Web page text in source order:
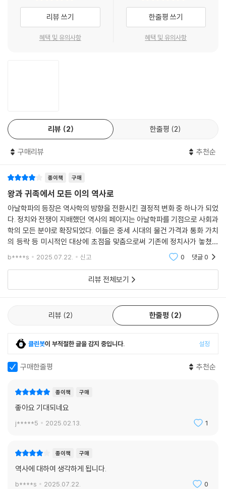
이 책은 역사가가 역사적 사실을 어떻게 탐구하는가에 대한 논의로 시작한
다. 헤로도토스가 펴낸 『역사』는 당시의 정치, 문화, 지리, 민족성까지 폭넓
게 다룬 방대한 기록이다?. 헤로도토스는 다양한 지역을 직접 여행하며 현
지만, 이들 모두가 ‘역사는 기록하는 사람에 따라 달라질 수 있다’는 사실을
보여준다.
성경의 탄생을 추적하는 과정 역시 역사적 사실과 신화적 프로파간다가 갈
아니라 기존에 존재했던 4개의 문서들이 한 권으로 편집되어 ‘만들어진’
것이라는 진실을 보여준다. 결국 성경은 역사와 신앙이 만나는 교집합에서
탄생한 고도로 허구화되고 다듬어진 작품인 것이다.
사실보다 더 진실한 허구
창작과 해석으로서의 역사
하는 이들은 역사가들만이 아니다. 고대부터 오랜 시간 동안 과거를 이야
기한 이들은 주로 학자가 아니라 이야기꾼들이었다. 이 책은 역사를 픽션
링’을 이용해 역사적 사건을 더욱 생생하고 설득력 있게 만들는지, 그리고
궁극적으로 역사 서술에 기여하는지 알려준다.
셰익스피어는 이를 보여주는 대표적 인물이다. 셰익스피어는 역사를 연극
소재로 활용한 것에 그치지 않고 역사적 진실을 탐구하는 방식으로 이용했
다. 셰익스피어는 대표작 [리처드 3세]에서 리처드 3세를 교활한 폭군으
기 어렵다. 그럼에도 셰익스피어의 역사극이 당대에 대성공을 거두고 지금
까지 회자되는 것은 역사적 사건에 숨겨진 정치적 음모와 권력 투쟁, 그리
고 개인의 욕망을 생생하게 묘사했기 때문이다. 그 덕분에 우리는 역사적
톨스토이, 발자크, 빅토르 위고 등 위대한 작가들의 소설도 역사학자들이
기록하지 못한 시대의 진실을 탐구한다. 이처럼 작가들은 픽션을 통해 전
반적인 시대상과 분위기를 생생하게 전달해주며, 역사가가 다루지 않는 평
리뷰 쓰기
혜택 및 유의사항
한줄평 쓰기
혜택 및 유의사항
리뷰 2 한줄평 2
구매리뷰 추천순
종이책 구매
왕과 귀족에서 모든 이의 역사로
아날학파의 등장은 역사학의 방향을 전환시킨 결정적 변화 중 하나가 되었
다. 정치와 전쟁이 지배했던 역사의 페이지는 아날학파를 기점으로 사회과
학의 모든 분야로 확장되었다. 이들은 중세 시대의 물건 가격과 통화 가치
의 등락 등 미시적인 대상에 초점을 맞춤으로써 기존에 정치사가 놓쳤던
거시적 흐름을 포착했다. 또, 지리와 환경이라는 비인격적인 렌즈를 통해
b****s 2025.07.22. 신고 0 댓글0
리뷰 전체보기
리뷰 2 한줄평 2
클린봇이 부적절한 글을 감지 중입니다. 설정
구매한줄평 추천순
종이책 구매
좋아요 기대되네요
j*****5 2025.02.13. 1
종이책 구매
역사에 대하여 생각하게 됩니다.
b****s 2025.07.22. 0